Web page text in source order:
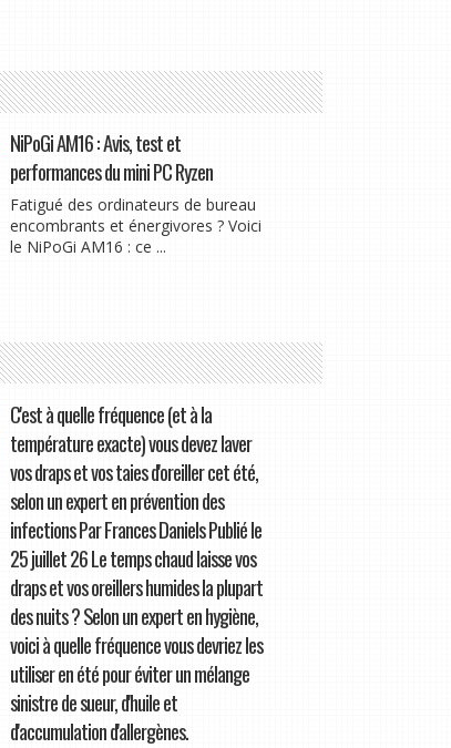
NiPoGi AM16 : Avis, test et
performances du mini PC Ryzen
Fatigué des ordinateurs de bureau
encombrants et énergivores ? Voici
le NiPoGi AM16 : ce ...
C'est à quelle fréquence (et à la
température exacte) vous devez laver
vos draps et vos taies d'oreiller cet été,
selon un expert en prévention des
infections Par Frances Daniels Publié le
25 juillet 26 Le temps chaud laisse vos
draps et vos oreillers humides la plupart
des nuits ? Selon un expert en hygiène,
voici à quelle fréquence vous devriez les
utiliser en été pour éviter un mélange
sinistre de sueur, d'huile et
d'accumulation d'allergènes.